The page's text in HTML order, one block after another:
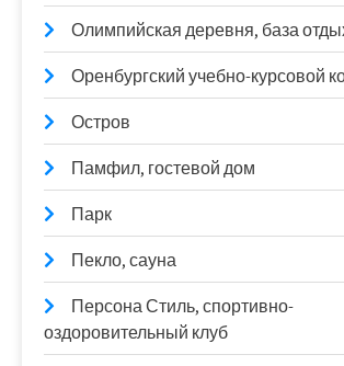
Олимпийская деревня, база
Оренбургский учебно-курсовой
Остров
Памфил, гостевой дом
Парк
Пекло, сауна
Персона Стиль, спортивно-
оздоровительный клуб